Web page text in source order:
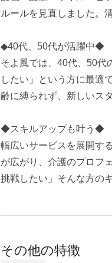
ルールを見直しました。
◆40代、50代が活躍中◆
そよ風では、40代、50代
したい」という方に最適
齢に縛られず、新しいス
◆スキルアップも叶う◆
幅広いサービスを展開す
が広がり、介護のプロフ
挑戦したい」そんな方の
その他の特徴